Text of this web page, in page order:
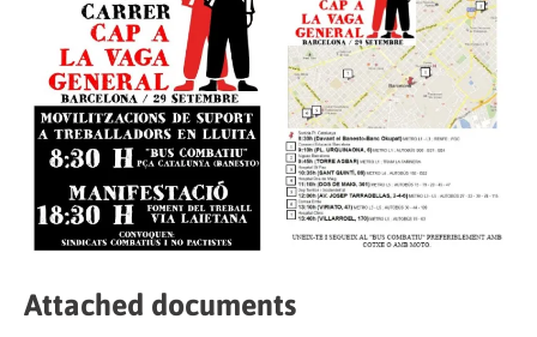
Attached documents